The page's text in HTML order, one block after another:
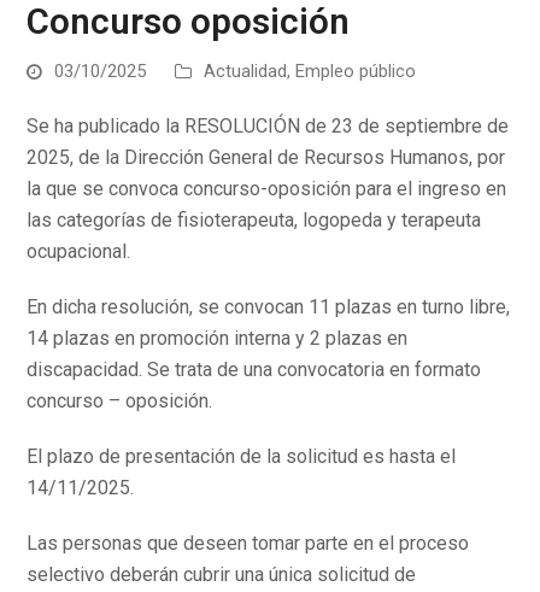
Concurso oposición
03/10/2025 Actualidad,Empleo público
Se ha publicado la RESOLUCIÓN de 23 de septiembre de
2025, de la Dirección General de Recursos Humanos, por
la que se convoca concurso-oposición para el ingreso en
las categorías de fisioterapeuta, logopeda y terapeuta
ocupacional.
En dicha resolución, se convocan 11 plazas en turno libre,
14 plazas en promoción interna y 2 plazas en
discapacidad. Se trata de una convocatoria en formato
concurso – oposición.
El plazo de presentación de la solicitud es hasta el
14/11/2025.
Las personas que deseen tomar parte en el proceso
selectivo deberán cubrir una única solicitud de